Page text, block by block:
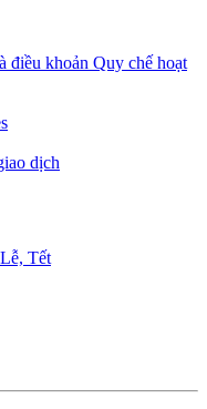
điều khoản Quy chế hoạt
dịch
Tết